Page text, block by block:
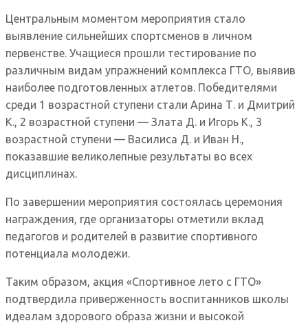
Центральным моментом мероприятия стало
выявление сильнейших спортсменов в личном
первенстве. Учащиеся прошли тестирование по
различным видам упражнений комплекса ГТО, выявив
наиболее подготовленных атлетов. Победителями
среди 1 возрастной ступени стали Арина Т. и Дмитрий
К., 2 возрастной ступени — Злата Д. и Игорь К., 3
возрастной ступени — Василиса Д. и Иван Н.,
показавшие великолепные результаты во всех
дисциплинах.
По завершении мероприятия состоялась церемония
награждения, где организаторы отметили вклад
педагогов и родителей в развитие спортивного
потенциала молодежи.
Таким образом, акция «Спортивное лето с ГТО»
подтвердила приверженность воспитанников школы
идеалам здорового образа жизни и высокой